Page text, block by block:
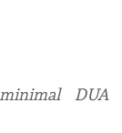
DUA